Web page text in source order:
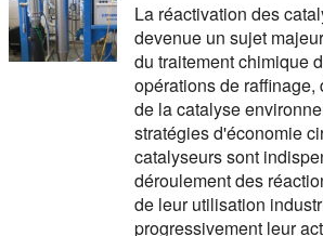
La réactivation des
devenue un sujet
du traitement chimique
opérations de raffinage,
de la catalyse
stratégies d'économie
catalyseurs sont
déroulement des
de leur utilisation
progressivement leur